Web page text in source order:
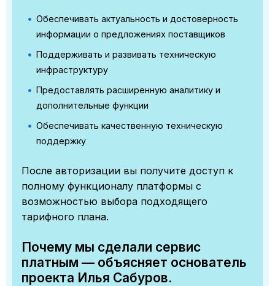
Обеспечивать актуальность и достоверность
информации о предложениях поставщиков
Поддерживать и развивать техническую
инфраструктуру
Предоставлять расширенную аналитику и
дополнительные функции
Обеспечивать качественную техническую
поддержку
После авторизации вы получите доступ к
полному функционалу платформы с
возможностью выбора подходящего
тарифного плана.
Почему мы сделали сервис
платным — объясняет основатель
проекта Илья Сабуров.